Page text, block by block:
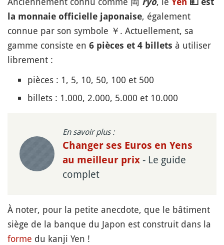
la monnaie officielle japonaise, également
connue par son symbole ￥. Actuellement, sa
gamme consiste en 6 pièces et 4 billets à utiliser
librement :
pièces : 1, 5, 10, 50, 100 et 500
billets : 1.000, 2.000, 5.000 et 10.000
En savoir plus :
Changer ses Euros en Yens
au meilleur prix - Le guide
complet
À noter, pour la petite anecdote, que le bâtiment
siège de la banque du Japon est construit dans la
forme du kanji Yen !